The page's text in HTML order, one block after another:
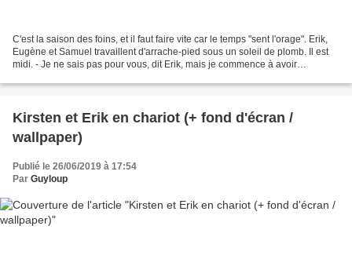
C'est la saison des foins, et il faut faire vite car le temps "sent l'orage". Erik,
Eugène et Samuel travaillent d'arrache-pied sous un soleil de plomb. Il est
midi. - Je ne sais pas pour vous, dit Erik, mais je commence à avoir
Kirsten et Erik en chariot (+ fond d'écran /
wallpaper)
Publié le 26/06/2019 à 17:54
Par Guyloup